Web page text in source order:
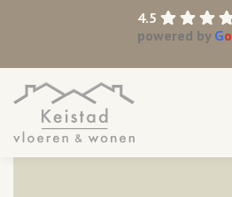
4.5
powered by Go